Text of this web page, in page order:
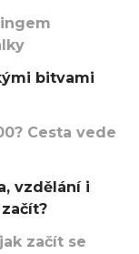
bitvami
Cesta vede
vzdělání i
začít se